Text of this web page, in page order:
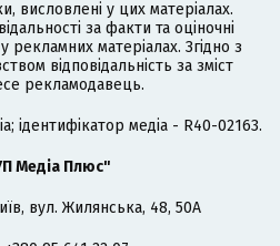
висловлені у цих матеріалах.
за факти та оціночні
матеріалах. Згідно з
відповідальність за зміст
рекламодавець.
ідентифікатор медіа - R40-02163.
Медіа Плюс"
вул. Жилянська, 48, 50А